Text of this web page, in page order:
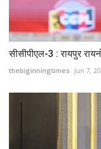
सीसीपीएल-3 : रायपुर
thebiginningtimes Jun 7,